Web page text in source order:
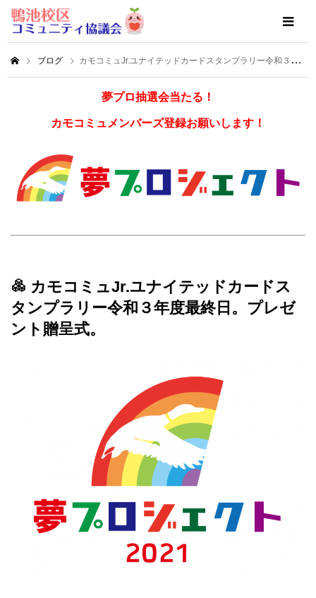
ブログ カモコミュJr.ユナイテッドカードスタンプラリー令和３年度最終日。プレゼント贈呈式。
夢プロ抽選会当たる！
カモコミュメンバーズ登録お願いします！
カモコミュJr.ユナイテッドカードス
タンプラリー令和３年度最終日。プレゼ
ント贈呈式。